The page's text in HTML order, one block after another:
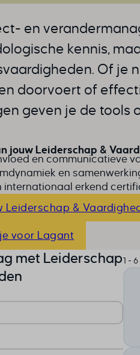
en
kennis,
Of je
doorvoert of
geven je de tools
jouw Leiderschap &
en communicatieve
en
internationaal erkend
Leiderschap &
voor Lagant
met Leiderschap1 -